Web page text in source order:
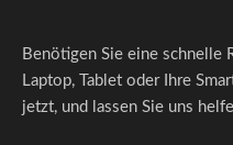
Benötigen Sie eine schnelle
Laptop, Tablet oder Ihre
jetzt, und lassen Sie uns